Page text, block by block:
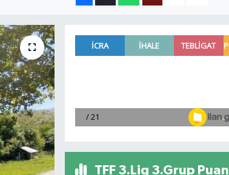
TFF 3.Lig 3.Grup Puan